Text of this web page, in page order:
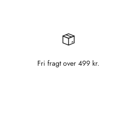
Fri fragt over 499 kr.